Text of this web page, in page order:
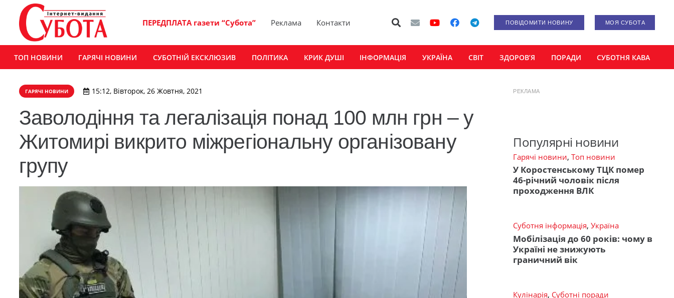
ПЕРЕДПЛАТА газети “Субота” Реклама Контакти ПОВІДОМИТИ НОВИНУ МОЯ СУБОТА
ТОП НОВИНИ ГАРЯЧІ НОВИНИ СУБОТНІЙ ЕКСКЛЮЗИВ ПОЛІТИКА КРИК ДУШІ ІНФОРМАЦІЯ УКРАЇНА СВІТ ЗДОРОВ’Я ПОРАДИ СУБОТНЯ КАВА
ГАРЯЧІ НОВИНИ 15:12, Вівторок, 26 Жовтня, 2021
Заволодіння та легалізація понад 100 млн грн – у
Житомирі викрито міжрегіональну організовану
групу
РЕКЛАМА
Популярні новини
Гарячі новини, Топ новини
У Коростенському ТЦК помер
46-річний чоловік після
проходження ВЛК
Суботня інформація, Україна
Мобілізація до 60 років: чому в
Україні не знижують
граничний вік
Кулінарія, Суботні поради